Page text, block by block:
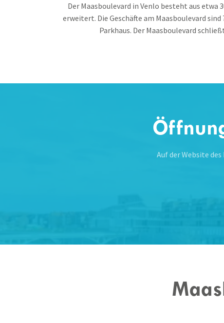
Der Maasboulevard in Venlo besteht aus etwa
erweitert. Die Geschäfte am Maasboulevard
Parkhaus. Der Maasboulevard
Auf der Website